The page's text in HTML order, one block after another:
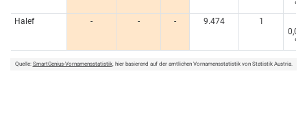
%
Halef
- - - 9.474 1
%
Quelle: SmartGenius-Vornamensstatistik, hier basierend auf der amtlichen Vornamensstatistik von Statistik Austria.